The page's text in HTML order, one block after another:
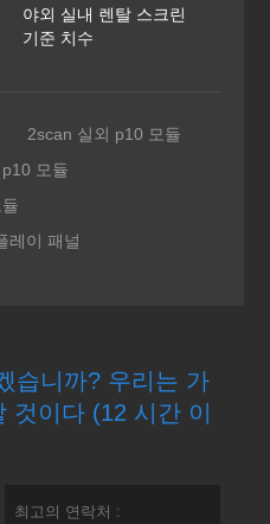
야외 실내 렌탈 스크린
기준 치수
2scan 실외 p10 모듈
모듈
레이 패널
습니까? 우리는 가
이다 (12 시간 이